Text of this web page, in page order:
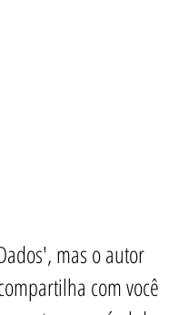
mas o autor
com você